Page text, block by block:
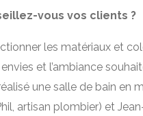
vous vos clients ?
les matériaux et
envies et l’ambiance
réalisé une salle de bain
artisan plombier) et